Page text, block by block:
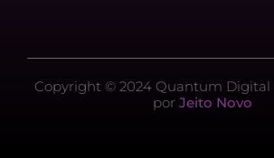
Copyright © 2024 Quantum Digital
por Jeito Novo